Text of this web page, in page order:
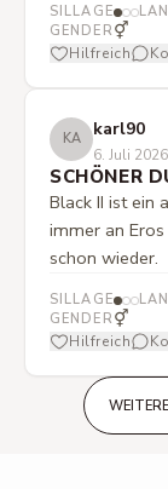
SILLAGE
GENDER ⚥
Hilfreich
KA karl90
6. Juli 2026
SCHÖNER
Black II ist ein
immer an
schon wieder.
SILLAGE
GENDER ⚥
Hilfreich